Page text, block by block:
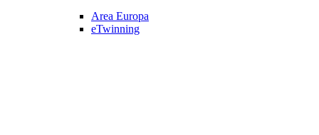
Area Europa
eTwinning